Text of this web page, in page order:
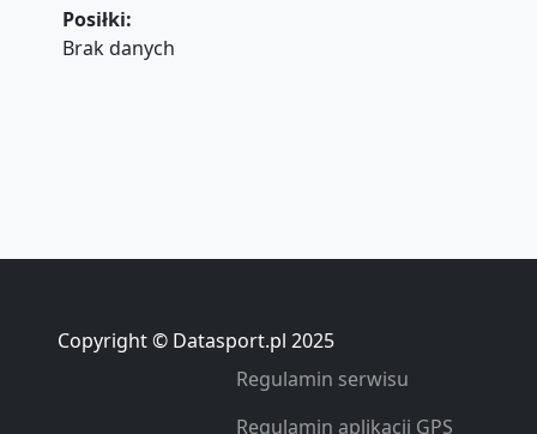
Posiłki:
Brak danych
Copyright © Datasport.pl 2025
Regulamin serwisu
Regulamin aplikacji GPS